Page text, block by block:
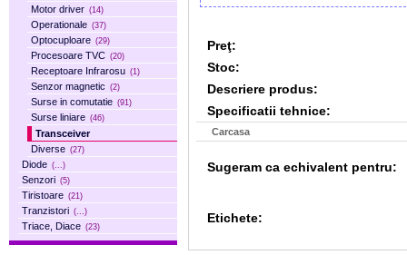
Motor driver (14)
Operationale (37)
Optocuploare (29)
Procesoare TVC (20)
Receptoare Infrarosu (1)
Senzor magnetic (2)
Surse in comutatie (91)
Surse liniare (46)
Transceiver
Diverse (27)
Diode (...)
Senzori (5)
Tiristoare (21)
Tranzistori (...)
Triace, Diace (23)
Preţ:
Stoc:
Descriere produs:
Specificatii tehnice:
Carcasa
Sugeram ca echivalent pentru:
Etichete: